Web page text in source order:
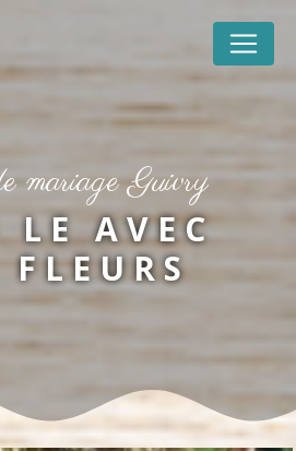
mariage Guivry
LE AVEC
FLEURS